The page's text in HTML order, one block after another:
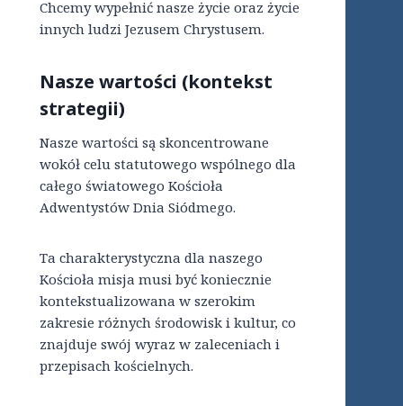
Chcemy wypełnić nasze życie oraz życie
innych ludzi Jezusem Chrystusem.
Nasze wartości (kontekst
strategii)
Nasze wartości są skoncentrowane
wokół celu statutowego wspólnego dla
całego światowego Kościoła
Adwentystów Dnia Siódmego.
Ta charakterystyczna dla naszego
Kościoła misja musi być koniecznie
kontekstualizowana w szerokim
zakresie różnych środowisk i kultur, co
znajduje swój wyraz w zaleceniach i
przepisach kościelnych.